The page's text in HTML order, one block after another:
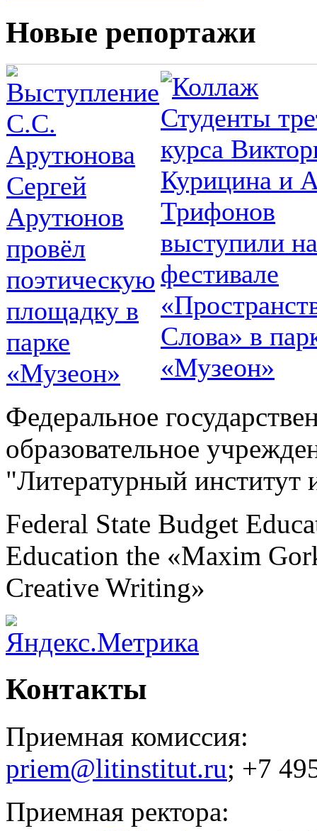
Новые репортажи
Сергей
Арутюнов
провёл
поэтическую
площадку в
парке
«Музеон»
Студенты
курса
Курицина и
Трифонов
выступили на
фестивале
Слова» в
«Музеон»
Федеральное
образовательное
"Литературный
Federal State Budget
Education the «Maxim
Creative Writing»
Контакты
Приемная комиссия:
priem@litinstitut.ru; +7
Приемная ректора: